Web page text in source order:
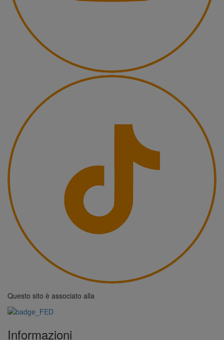
Questo sito è associato alla
Informazioni